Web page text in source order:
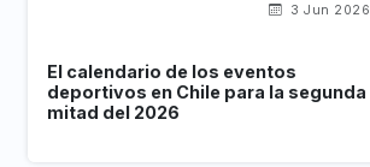
3 Jun 2026
El calendario de los eventos
deportivos en Chile para la segunda
mitad del 2026